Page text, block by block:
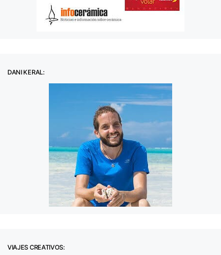
DANI KERAL:
VIAJES CREATIVOS: